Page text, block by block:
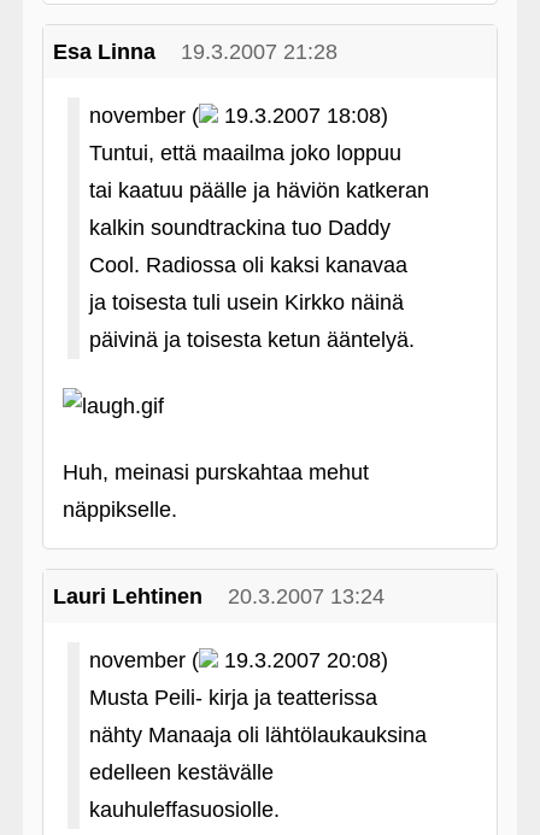
Esa Linna 19.3.2007 21:28
november (
19.3.2007 18:08)
Tuntui, että maailma joko loppuu
tai kaatuu päälle ja häviön katkeran
kalkin soundtrackina tuo Daddy
Cool. Radiossa oli kaksi kanavaa
ja toisesta tuli usein Kirkko näinä
päivinä ja toisesta ketun ääntelyä.
Huh, meinasi purskahtaa mehut
näppikselle.
Lauri Lehtinen 20.3.2007 13:24
november (
19.3.2007 20:08)
Musta Peili- kirja ja teatterissa
nähty Manaaja oli lähtölaukauksina
edelleen kestävälle
kauhuleffasuosiolle.